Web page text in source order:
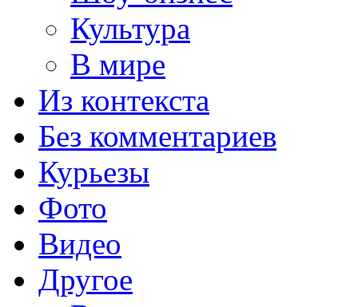
Культура
В мире
Из контекста
Без комментариев
Курьезы
Фото
Видео
Другое